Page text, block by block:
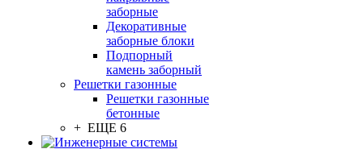
заборные
Декоративные
заборные блоки
Подпорный
камень заборный
Решетки газонные
Решетки газонные
бетонные
+ ЕЩЕ 6